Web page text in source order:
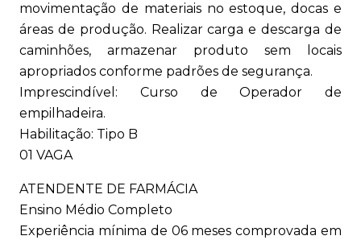
movimentação de materiais no estoque, docas e
áreas de produção. Realizar carga e descarga de
caminhões, armazenar produto sem locais
apropriados conforme padrões de segurança.
Imprescindível: Curso de Operador de
empilhadeira.
Habilitação: Tipo B
01 VAGA
ATENDENTE DE FARMÁCIA
Ensino Médio Completo
Experiência mínima de 06 meses comprovada em